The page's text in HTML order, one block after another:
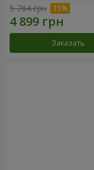
5 764 грн
Заказать